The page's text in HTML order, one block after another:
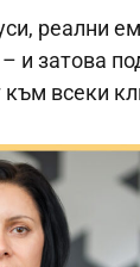
реални
и затова
всеки